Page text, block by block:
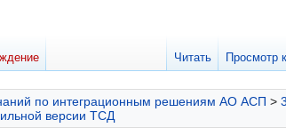
по интеграционным решениям АО АСП >
версии ТСД
Читать Просмотр